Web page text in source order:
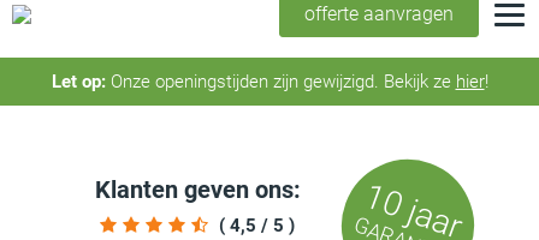
offerte aanvragen
Let op:Onze openingstijden zijn gewijzigd. Bekijk ze hier!
Klanten geven ons:
( 4,5 / 5 )
10 jaar